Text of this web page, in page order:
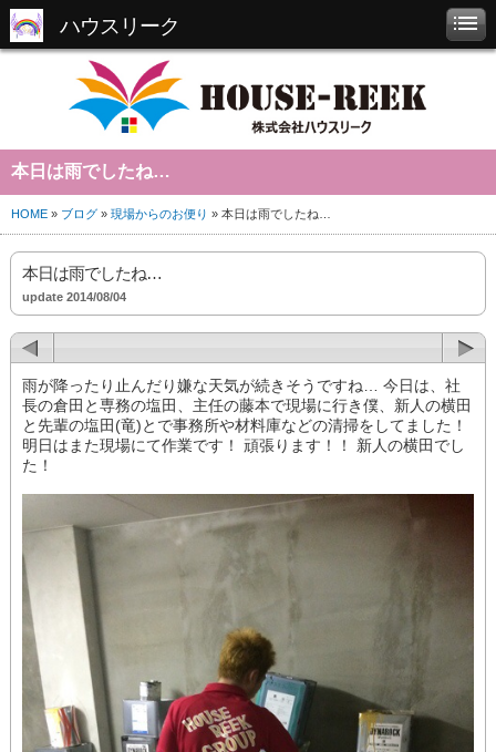
ハウスリーク
本日は雨でしたね…
HOME » ブログ » 現場からのお便り » 本日は雨でしたね…
本日は雨でしたね…
update 2014/08/04
雨が降ったり止んだり嫌な天気が続きそうですね… 今日は、社
長の倉田と専務の塩田、主任の藤本で現場に行き僕、新人の横田
と先輩の塩田(竜)とで事務所や材料庫などの清掃をしてました！
明日はまた現場にて作業です！ 頑張ります！！ 新人の横田でし
た！